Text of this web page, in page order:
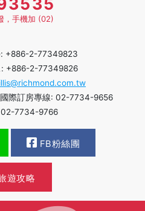
，手機加 (02)
+886-2-77349823
: +886-2-77349826
際訂房專線: 02-7734-9656
02-7734-9766
FB粉絲團
遊攻略